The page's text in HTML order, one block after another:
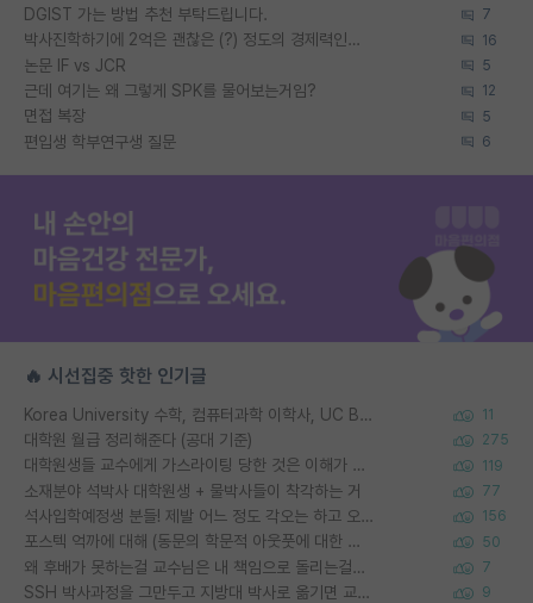
DGIST 가는 방법 추천 부탁드립니다. 7
박사진학하기에 2억은 괜찮은 (?) 정도의 경제력인가요 16
논문 IF vs JCR 5
근데 여기는 왜 그렇게 SPK를 물어보는거임? 12
면접 복장 5
편입생 학부연구생 질문 6
🔥 시선집중 핫한 인기글
Korea University 수학, 컴퓨터과학 이학사, UC Berkeley 산업공학 대학원 공학박사가 되는 것은 쉽지 않겠죠? 11
대학원 월급 정리해준다 (공대 기준) 275
대학원생들 교수에게 가스라이팅 당한 것은 이해가 갑니다. 안타깝네요. 119
소재분야 석박사 대학원생 + 물박사들이 착각하는 거 77
석사입학예정생 분들! 제발 어느 정도 각오는 하고 오세요. 156
포스텍 억까에 대해 (동문의 학문적 아웃풋에 대한 반박) 50
왜 후배가 못하는걸 교수님은 내 책임으로 돌리는걸까요? 7
SSH 박사과정을 그만두고 지방대 박사로 옮기면 교수의 꿈은 끝일까요? 9